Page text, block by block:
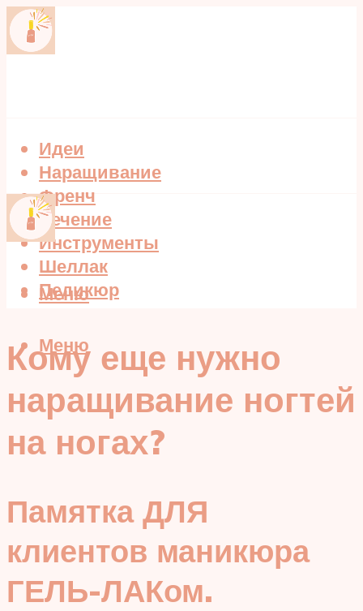
Идеи
Наращивание
Френч
Лечение
Инструменты
Шеллак
Педикюр
Меню
Меню
Кому еще нужно
наращивание ногтей
на ногах?
Памятка ДЛЯ
клиентов маникюра
ГЕЛЬ-ЛАКом.